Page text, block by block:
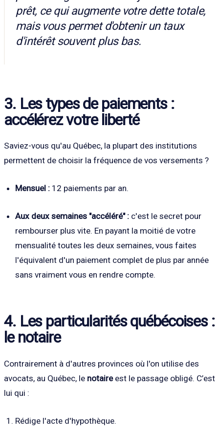
prêt, ce qui augmente votre dette totale,
mais vous permet d'obtenir un taux
d'intérêt souvent plus bas.
3. Les types de paiements :
accélérez votre liberté
Saviez-vous qu'au Québec, la plupart des institutions
permettent de choisir la fréquence de vos versements ?
Mensuel : 12 paiements par an.
Aux deux semaines "accéléré" : c'est le secret pour
rembourser plus vite. En payant la moitié de votre
mensualité toutes les deux semaines, vous faites
l'équivalent d'un paiement complet de plus par année
sans vraiment vous en rendre compte.
4. Les particularités québécoises :
le notaire
Contrairement à d'autres provinces où l'on utilise des
avocats, au Québec, le notaireest le passage obligé. C’est
lui qui :
Rédige l'acte d'hypothèque.